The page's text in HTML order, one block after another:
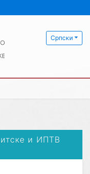
Српски
и ИПТВ